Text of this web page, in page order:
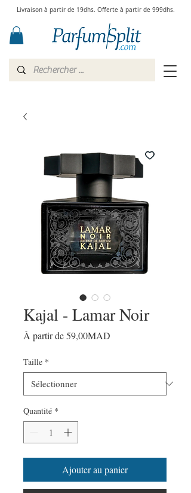
Livraison à partir de 19dhs. Offerte à partir de 999dhs.
Kajal - Lamar Noir
À partir de59,00MAD
Taille *
Quantité *
Ajouter au panier